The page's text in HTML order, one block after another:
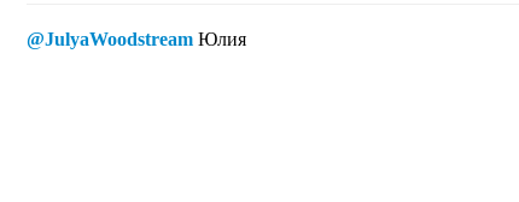
@JulyaWoodstream Юлия